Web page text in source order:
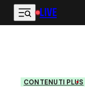
Vai al contenuto principale
LIVE
CONTENUTI PLUS